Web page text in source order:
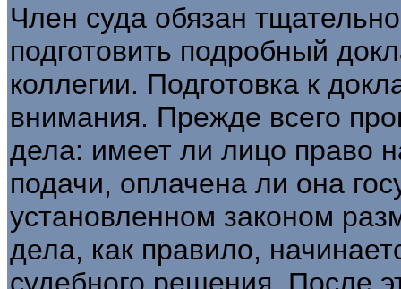
Член суда обязан
подготовить подробный
коллегии. Подготовка к
внимания. Прежде всего
дела: имеет ли лицо право
подачи, оплачена ли она
установленном законом
дела, как правило,
судебного решения. После